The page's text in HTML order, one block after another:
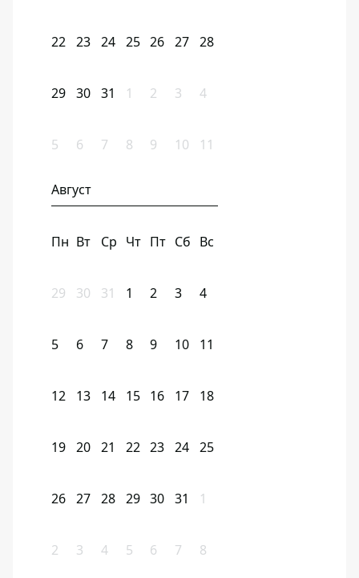
22 23 24 25 26 27 28
29 30 31 1 2 3 4
5 6 7 8 9 10 11
Август
Пн Вт Ср Чт Пт Сб Вс
29 30 31 1 2 3 4
5 6 7 8 9 10 11
12 13 14 15 16 17 18
19 20 21 22 23 24 25
26 27 28 29 30 31 1
2 3 4 5 6 7 8